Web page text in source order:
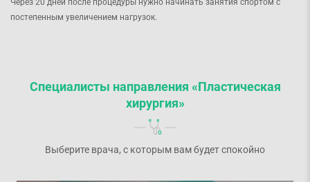
постепенным увеличением нагрузок.
Специалисты направления «Пластическая
хирургия»
Выберите врача, с которым вам будет спокойно